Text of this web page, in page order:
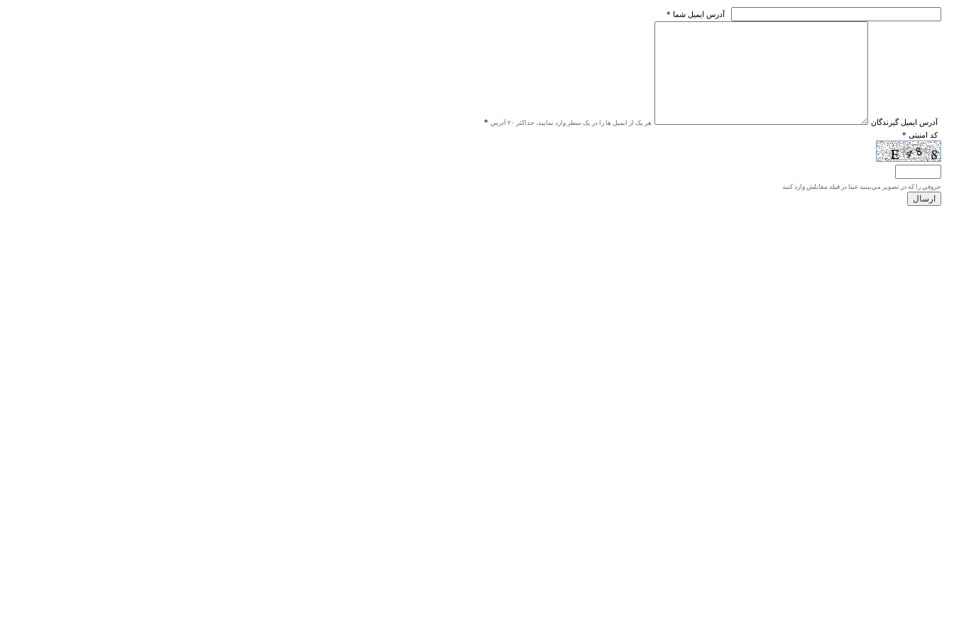
* آدرس ايميل شما
* آدرس ايميل گيرندگان هر یک از ایمیل ها را در یک سطر وارد نمایید، حداکثر ۲۰ آدرس
* کد امنیتی
حروفي را كه در تصوير مي‌بينيد عينا در فيلد مقابلش وارد كنيد